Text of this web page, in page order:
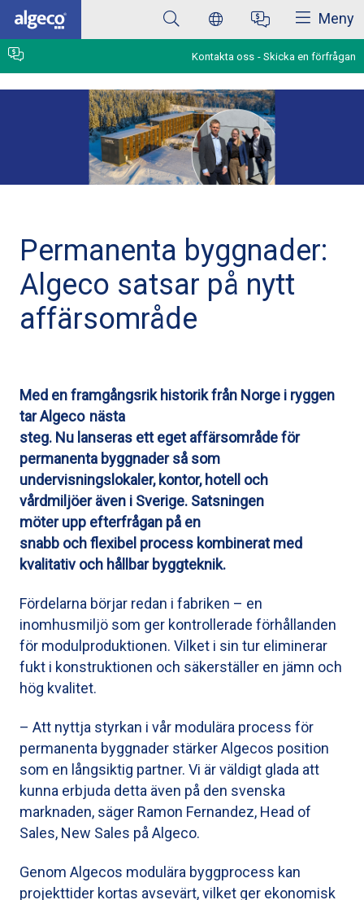
Hoppa
huvudinnehåll
Meny
Kontakta oss Skicka en förfrågan
Permanenta byggnader:
Algeco satsar på nytt
affärsområde
Med en framgångsrik historik från Norge i ryggen
tar Algeco nästa
steg. Nu lanseras ett eget affärsområde för
permanenta byggnader så som
undervisningslokaler, kontor, hotell och
vårdmiljöer även i Sverige. Satsningen
möter upp efterfrågan på en
snabb och flexibel process kombinerat med
kvalitativ och hållbar byggteknik.
Fördelarna börjar redan i fabriken – en
inomhusmiljö som ger kontrollerade förhållanden
för modulproduktionen. Vilket i sin tur eliminerar
fukt i konstruktionen och säkerställer en jämn och
hög kvalitet.
– Att nyttja styrkan i vår modulära process för
permanenta byggnader stärker Algecos position
som en långsiktig partner. Vi är väldigt glada att
kunna erbjuda detta även på den svenska
marknaden, säger Ramon Fernandez, Head of
Sales, New Sales på Algeco.
Genom Algecos modulära byggprocess kan
projekttider kortas avsevärt, vilket ger ekonomisk